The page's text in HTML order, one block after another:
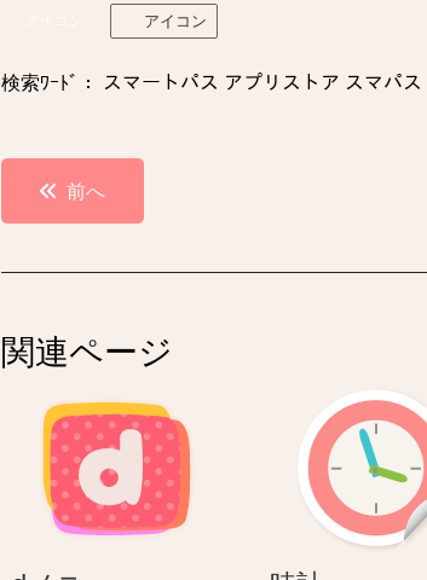
アイコン
検索ﾜｰﾄﾞ： スマートパス アプリストア スマパ
投
稿
ナ
ゲ
前へ
関連ページ